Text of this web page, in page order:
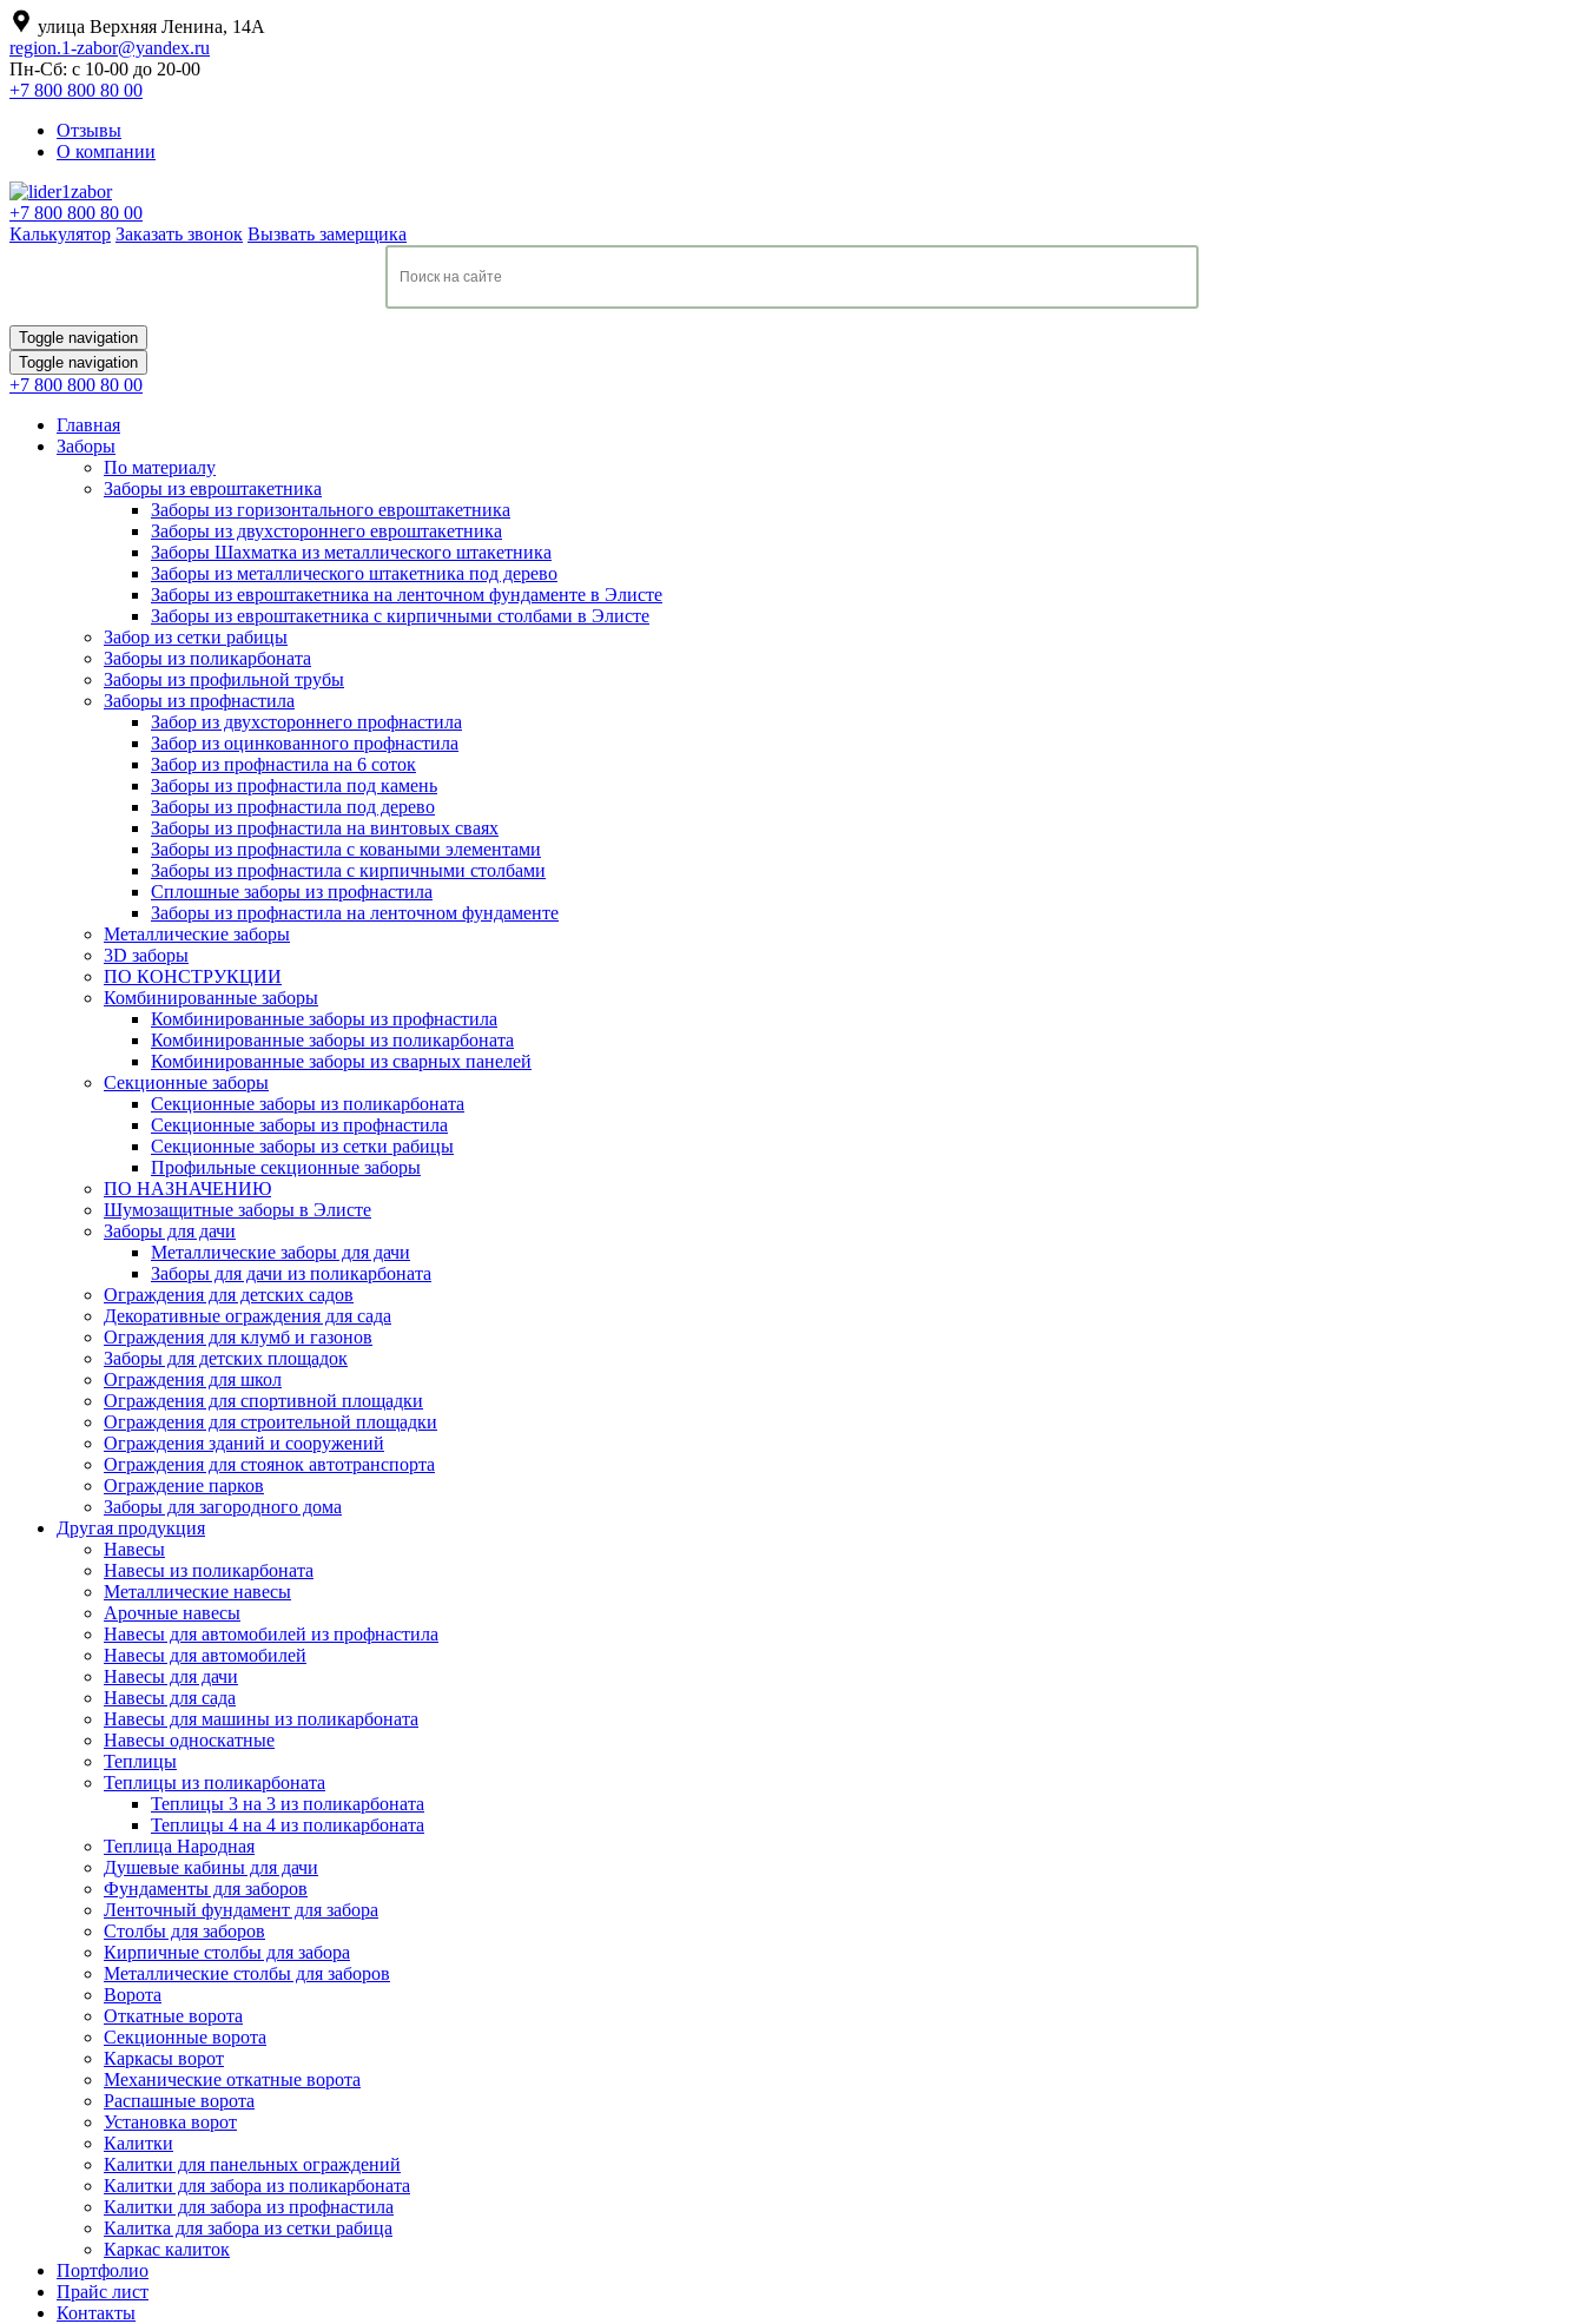
улица Верхняя Ленина, 14А
region.1-zabor@yandex.ru
Пн-Сб: с 10-00 до 20-00
+7 800 800 80 00
Отзывы
О компании
+7 800 800 80 00
Калькулятор Заказать звонок Вызвать замерщика
Toggle navigation
Toggle navigation
+7 800 800 80 00
Главная
Заборы
По материалу
Заборы из евроштакетника
Заборы из горизонтального евроштакетника
Заборы из двухстороннего евроштакетника
Заборы Шахматка из металлического штакетника
Заборы из металлического штакетника под дерево
Заборы из евроштакетника на ленточном фундаменте в Элисте
Заборы из евроштакетника с кирпичными столбами в Элисте
Забор из сетки рабицы
Заборы из поликарбоната
Заборы из профильной трубы
Заборы из профнастила
Забор из двухстороннего профнастила
Забор из оцинкованного профнастила
Забор из профнастила на 6 соток
Заборы из профнастила под камень
Заборы из профнастила под дерево
Заборы из профнастила на винтовых сваях
Заборы из профнастила с коваными элементами
Заборы из профнастила с кирпичными столбами
Сплошные заборы из профнастила
Заборы из профнастила на ленточном фундаменте
Металлические заборы
3D заборы
ПО КОНСТРУКЦИИ
Комбинированные заборы
Комбинированные заборы из профнастила
Комбинированные заборы из поликарбоната
Комбинированные заборы из сварных панелей
Секционные заборы
Секционные заборы из поликарбоната
Секционные заборы из профнастила
Секционные заборы из сетки рабицы
Профильные секционные заборы
ПО НАЗНАЧЕНИЮ
Шумозащитные заборы в Элисте
Заборы для дачи
Металлические заборы для дачи
Заборы для дачи из поликарбоната
Ограждения для детских садов
Декоративные ограждения для сада
Ограждения для клумб и газонов
Заборы для детских площадок
Ограждения для школ
Ограждения для спортивной площадки
Ограждения для строительной площадки
Ограждения зданий и сооружений
Ограждения для стоянок автотранспорта
Ограждение парков
Заборы для загородного дома
Другая продукция
Навесы
Навесы из поликарбоната
Металлические навесы
Арочные навесы
Навесы для автомобилей из профнастила
Навесы для автомобилей
Навесы для дачи
Навесы для сада
Навесы для машины из поликарбоната
Навесы односкатные
Теплицы
Теплицы из поликарбоната
Теплицы 3 на 3 из поликарбоната
Теплицы 4 на 4 из поликарбоната
Теплица Народная
Душевые кабины для дачи
Фундаменты для заборов
Ленточный фундамент для забора
Столбы для заборов
Кирпичные столбы для забора
Металлические столбы для заборов
Ворота
Откатные ворота
Секционные ворота
Каркасы ворот
Механические откатные ворота
Распашные ворота
Установка ворот
Калитки
Калитки для панельных ограждений
Калитки для забора из поликарбоната
Калитки для забора из профнастила
Калитка для забора из сетки рабица
Каркас калиток
Портфолио
Прайс лист
Контакты